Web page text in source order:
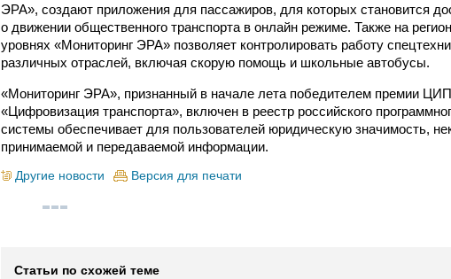
ЭРА», создают приложения для пассажиров, для которых становится
о движении общественного транспорта в онлайн режиме. Также на
уровнях «Мониторинг ЭРА» позволяет контролировать работу
различных отраслей, включая скорую помощь и школьные автобусы.
«Мониторинг ЭРА», признанный в начале лета победителем премии
«Цифровизация транспорта», включен в реестр российского
системы обеспечивает для пользователей юридическую значимость,
принимаемой и передаваемой информации.
Другие новости Версия для печати
Статьи по схожей теме